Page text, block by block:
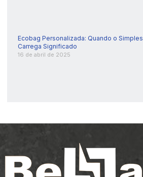
Ecobag Personalizada: Quando o Simples
Carrega Significado
16 de abril de 2025